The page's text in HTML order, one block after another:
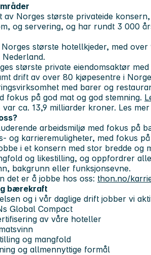
Norges største privateide
og servering, og har rundt 3 000
Norges største hotellkjeder, med
største private eiendomsaktør
drift av over 80 kjøpesentre i
med barer og
fokus på god mat og god stemning.
var ca. 13,9 milliarder kroner. Les
arbeidsmiljø med fokus på
og karrieremuligheter, med fokus
i et konsern med stor bredde og
og likestilling, og oppfordrer
bakgrunn eller funksjonsevne.
det er å jobbe hos oss: thon.no/
bærekraft
og i vår daglige drift jobber vi
Global Compact
av våre hoteller
og mangfold
og allmennyttige formål